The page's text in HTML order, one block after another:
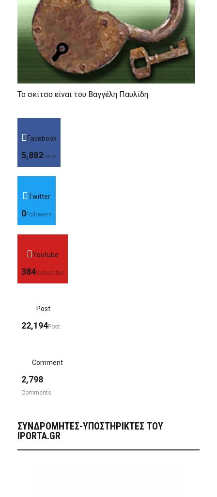
Το σκίτσο είναι του Βαγγέλη Παυλίδη
Facebook
5,882Fans
Twitter
0Followers
Youtube
384Subscriber
Post
22,194Post
Comment
2,798
Comments
ΣΥΝΔΡΟΜΗΤΈΣ-ΥΠΟΣΤΗΡΙΚΤΈΣ ΤΟΥ
IPORTA.GR